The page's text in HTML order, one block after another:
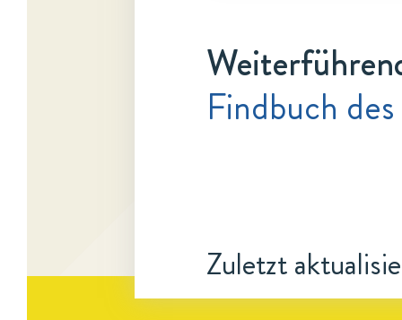
Findbuch
Zuletzt